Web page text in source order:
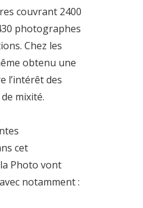
couvrant 2400
photographes
Chez les
obtenu une
l’intérêt des
mixité.
cet
Photo vont
notamment :